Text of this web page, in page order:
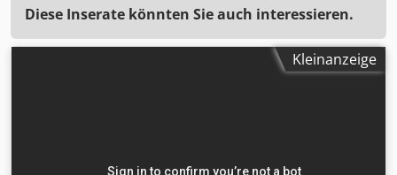
Diese Inserate könnten Sie auch interessieren.
Kleinanzeige